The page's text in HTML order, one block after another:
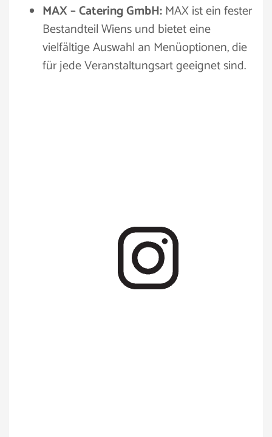
MAX – Catering GmbH: MAX ist ein fester
Bestandteil Wiens und bietet eine
vielfältige Auswahl an Menüoptionen, die
für jede Veranstaltungsart geeignet sind.